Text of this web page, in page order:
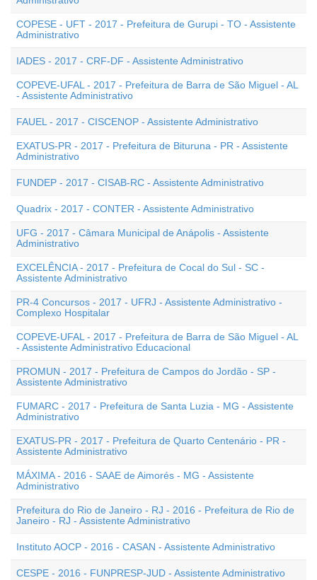
COPESE - UFT - 2017 - Prefeitura de Gurupi - TO - Assistente
Administrativo
IADES - 2017 - CRF-DF - Assistente Administrativo
COPEVE-UFAL - 2017 - Prefeitura de Barra de São Miguel - AL
- Assistente Administrativo
FAUEL - 2017 - CISCENOP - Assistente Administrativo
EXATUS-PR - 2017 - Prefeitura de Bituruna - PR - Assistente
Administrativo
FUNDEP - 2017 - CISAB-RC - Assistente Administrativo
Quadrix - 2017 - CONTER - Assistente Administrativo
UFG - 2017 - Câmara Municipal de Anápolis - Assistente
Administrativo
EXCELÊNCIA - 2017 - Prefeitura de Cocal do Sul - SC -
Assistente Administrativo
PR-4 Concursos - 2017 - UFRJ - Assistente Administrativo -
Complexo Hospitalar
COPEVE-UFAL - 2017 - Prefeitura de Barra de São Miguel - AL
- Assistente Administrativo Educacional
PROMUN - 2017 - Prefeitura de Campos do Jordão - SP -
Assistente Administrativo
FUMARC - 2017 - Prefeitura de Santa Luzia - MG - Assistente
Administrativo
EXATUS-PR - 2017 - Prefeitura de Quarto Centenário - PR -
Assistente Administrativo
MÁXIMA - 2016 - SAAE de Aimorés - MG - Assistente
Administrativo
Prefeitura do Rio de Janeiro - RJ - 2016 - Prefeitura de Rio de
Janeiro - RJ - Assistente Administrativo
Instituto AOCP - 2016 - CASAN - Assistente Administrativo
CESPE - 2016 - FUNPRESP-JUD - Assistente Administrativo